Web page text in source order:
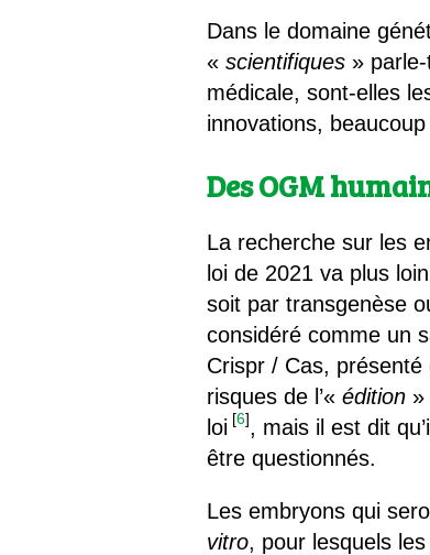
Dans le domaine
«scientifiques »
médicale, sont-elles
innovations,
Des OGM
La recherche sur les
loi de 2021 va plus
soit par transgenèse
considéré comme un
Crispr / Cas,
risques de l’«édition »
loi [6], mais il est dit
être questionnés.
Les embryons qui
vitro, pour lesquels